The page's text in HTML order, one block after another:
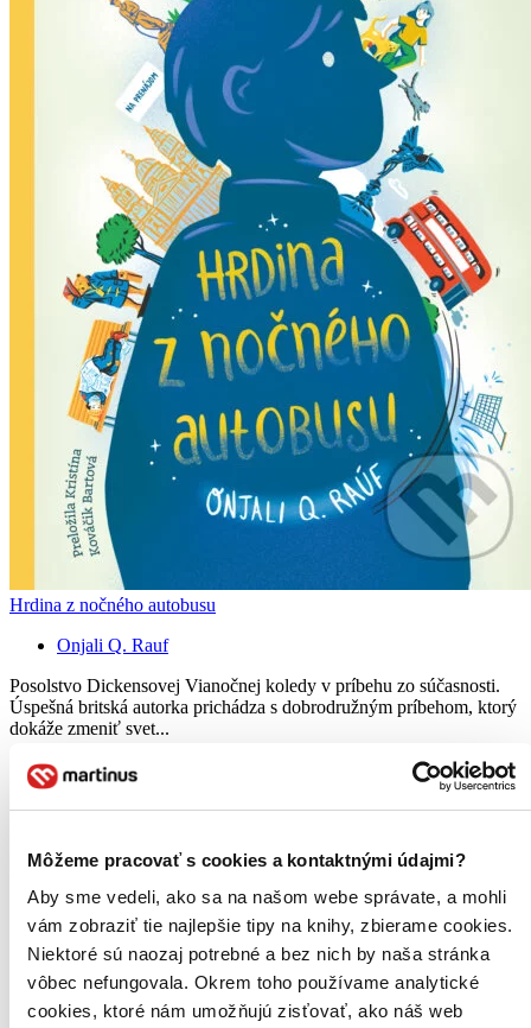
Môžeme pracovať s cookies a kontaktnými údajmi?
Aby sme vedeli, ako sa na našom webe správate, a mohli
vám zobraziť tie najlepšie tipy na knihy, zbierame cookies.
Niektoré sú naozaj potrebné a bez nich by naša stránka
vôbec nefungovala. Okrem toho používame analytické
cookies, ktoré nám umožňujú zisťovať, ako náš web
Hrdina z nočného autobusu
Onjali Q. Rauf
Posolstvo Dickensovej Vianočnej koledy v príbehu zo súčasnosti.
Úspešná britská autorka prichádza s dobrodružným príbehom, ktorý
dokáže zmeniť svet...
Knihabrožovaná väzba
Na sklade > 5 ks
okamžite! Ak si ju objednáte do 13:00 v pracovný deň,
odošleme vám ju ešte dnes, inak najneskôr nasledujúci
pracovný deň.
Pridať do zoznamu
E-kniha EPUB
12,50 €
Ihneď na stiahnutie